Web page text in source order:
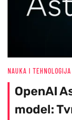
NAUKA I TEHNOLOGIJA
OpenAI
model: